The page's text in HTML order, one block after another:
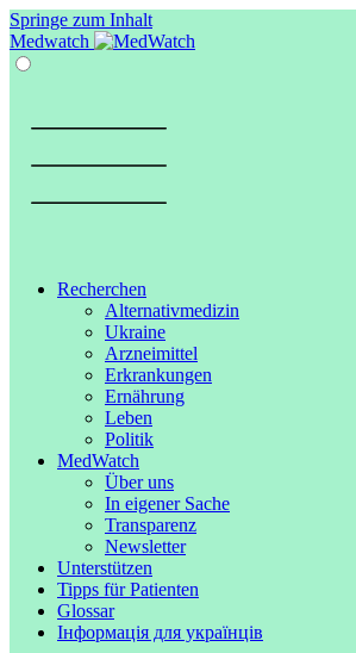
Springe zum Inhalt
Medwatch
Recherchen
Alternativmedizin
Ukraine
Arzneimittel
Erkrankungen
Ernährung
Leben
Politik
MedWatch
Über uns
In eigener Sache
Transparenz
Newsletter
Unterstützen
Tipps für Patienten
Glossar
Інформація для українців